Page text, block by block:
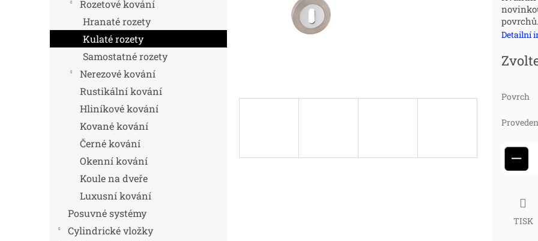
l
Rozetové kování
Hranaté rozety
Kulaté rozety
Samostatné rozety
Nerezové kování
Rustikální kování
Hliníkové kování
Kované kování
Černé kování
Okenní kování
Koule na dveře
Luxusní kování
Posuvné systémy
Cylindrické vložky
Detailní
Povrch
−
TISK